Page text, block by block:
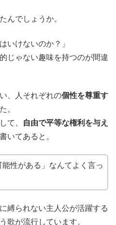
んでしょうか。
いけないのか？」
じゃない趣味を持つのが間違
、人それぞれの個性を尊重す
。
て、
自由で平等な権利を与え
いてあると。
能性がある」なんてよく言っ
縛られない主人公が活躍する
歌が流行しています。